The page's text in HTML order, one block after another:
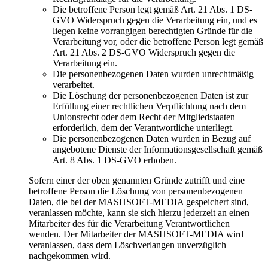
Die betroffene Person legt gemäß Art. 21 Abs. 1 DS-
GVO Widerspruch gegen die Verarbeitung ein, und es
liegen keine vorrangigen berechtigten Gründe für die
Verarbeitung vor, oder die betroffene Person legt gemäß
Art. 21 Abs. 2 DS-GVO Widerspruch gegen die
Verarbeitung ein.
Die personenbezogenen Daten wurden unrechtmäßig
verarbeitet.
Die Löschung der personenbezogenen Daten ist zur
Erfüllung einer rechtlichen Verpflichtung nach dem
Unionsrecht oder dem Recht der Mitgliedstaaten
erforderlich, dem der Verantwortliche unterliegt.
Die personenbezogenen Daten wurden in Bezug auf
angebotene Dienste der Informationsgesellschaft gemäß
Art. 8 Abs. 1 DS-GVO erhoben.
Sofern einer der oben genannten Gründe zutrifft und eine
betroffene Person die Löschung von personenbezogenen
Daten, die bei der MASHSOFT-MEDIA gespeichert sind,
veranlassen möchte, kann sie sich hierzu jederzeit an einen
Mitarbeiter des für die Verarbeitung Verantwortlichen
wenden. Der Mitarbeiter der MASHSOFT-MEDIA wird
veranlassen, dass dem Löschverlangen unverzüglich
nachgekommen wird.